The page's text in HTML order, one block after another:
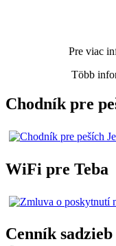
Pre viac
Több
Chodník pre
WiFi pre Teba
Cenník